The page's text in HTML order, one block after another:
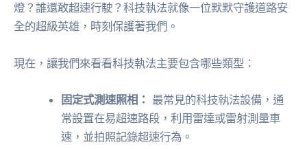
燈？誰還敢超速行駛？科技執法就像一位默默守護道路安
全的超級英雄，時刻保護著我們。
現在，讓我們來看看科技執法主要包含哪些類型：
固定式測速照相： 最常見的科技執法設備，通
常設置在易超速路段，利用雷達或雷射測量車
速，並拍照記錄超速行為。